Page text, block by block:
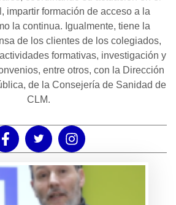
impartir formación de acceso a la
la continua. Igualmente, tiene la
de los clientes de los colegiados,
formativas, investigación y
entre otros, con la Dirección
de la Consejería de Sanidad de
CLM.